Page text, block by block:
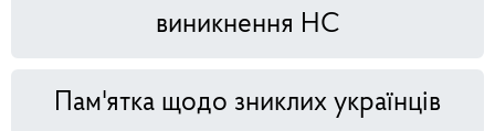
виникнення НС
Пам'ятка щодо зниклих українців